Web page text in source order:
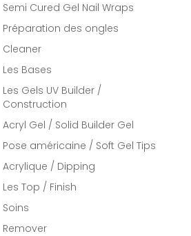
Semi Cured Gel Nail Wraps
Préparation des ongles
Cleaner
Les Bases
Les Gels UV Builder /
Construction
Acryl Gel / Solid Builder Gel
Pose américaine / Soft Gel Tips
Acrylique / Dipping
Les Top / Finish
Soins
Remover